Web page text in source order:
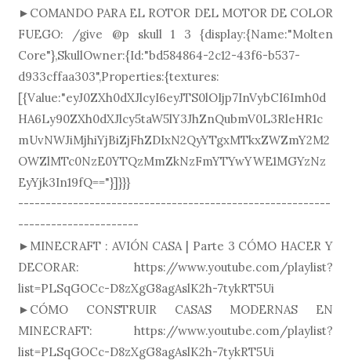
►COMANDO PARA EL ROTOR DEL MOTOR DE COLOR
FUEGO: /give @p skull 1 3 {display:{Name:"Molten
Core"},SkullOwner:{Id:"bd584864-2c12-43f6-b537-
d933cffaa303",Properties:{textures:
[{Value:"eyJ0ZXh0dXJlcyI6eyJTS0lOIjp7InVybCI6Imh0d
HA6Ly90ZXh0dXJlcy5taW5lY3JhZnQubmV0L3RleHR1c
mUvNWJiMjhiYjBiZjFhZDIxN2QyYTgxMTkxZWZmY2M2
OWZlMTc0NzE0YTQzMmZkNzFmYTYwYWE1MGYzNz
EyYjk3In19fQ=="}]}}}
---------------------------------------------------------
----------------------
►MINECRAFT : AVIÓN CASA | Parte 3 CÓMO HACER Y
DECORAR: https://www.youtube.com/playlist?
list=PLSqGOCc-D8zXgG8agAslK2h-7tykRT5Ui
►CÓMO CONSTRUIR CASAS MODERNAS EN
MINECRAFT: https://www.youtube.com/playlist?
list=PLSqGOCc-D8zXgG8agAslK2h-7tykRT5Ui